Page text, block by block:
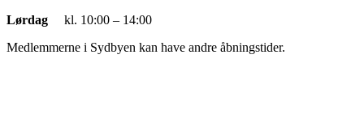
Lørdag
kl. 10:00 – 14:00
Medlemmerne i Sydbyen kan have andre åbningstider.